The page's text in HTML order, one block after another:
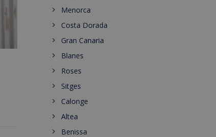
Menorca
Costa Dorada
Gran Canaria
Blanes
Roses
Sitges
Calonge
Altea
Benissa